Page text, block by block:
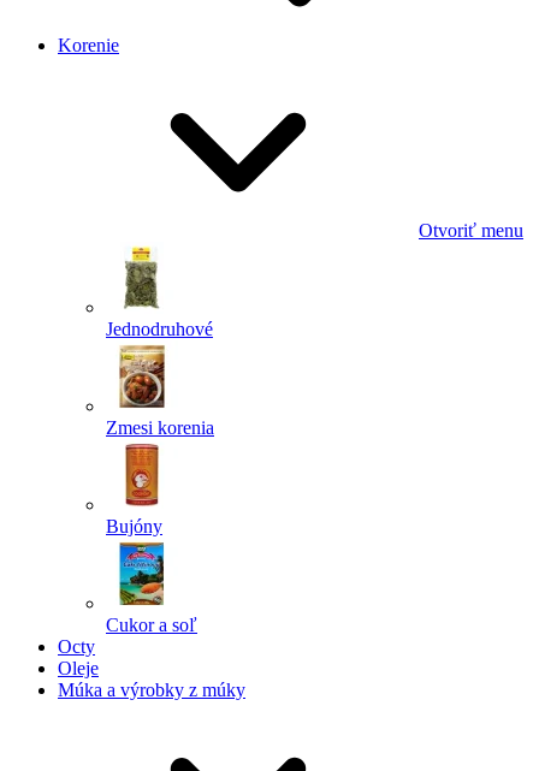
Korenie
Otvoriť menu
Jednodruhové
Zmesi korenia
Bujóny
Cukor a soľ
Octy
Oleje
Múka a výrobky z múky